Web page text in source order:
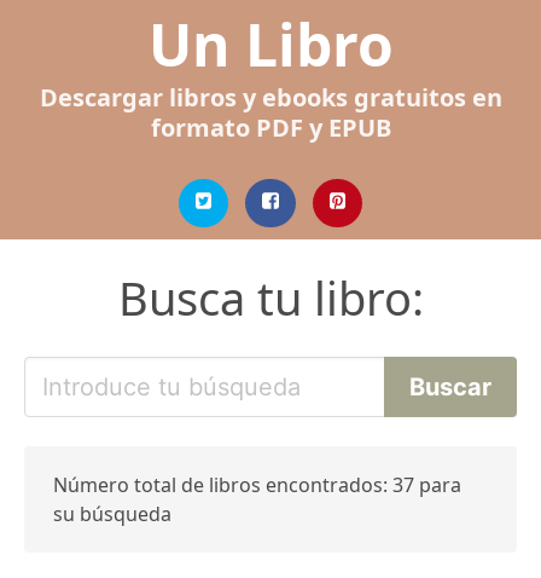
Un Libro
Descargar libros y ebooks gratuitos en
formato PDF y EPUB
Busca tu libro:
Número total de libros encontrados: 37 para
su búsqueda